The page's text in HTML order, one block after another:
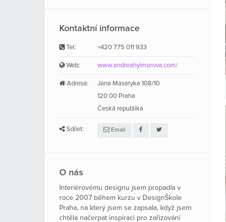
Kontaktní informace
Tel: +420 775 011 933
Web: www.andreahylmarova.com/
Adresa:
Jana Masaryka 108/10
120 00 Praha
Česká republika
Sdílet: Email
O nás
Interiérovému designu jsem propadla v
roce 2007 během kurzu v DesignŠkole
Praha, na který jsem se zapsala, když jsem
chtěla načerpat inspiraci pro zařizování